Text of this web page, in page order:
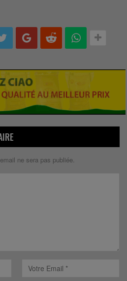
ne sera pas publiée.